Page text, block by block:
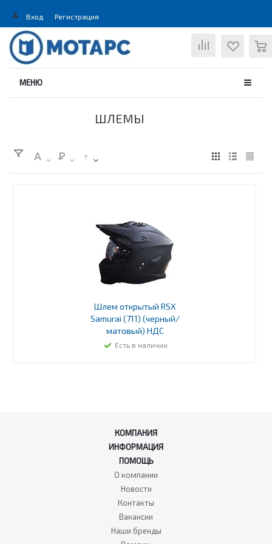
Вход Регистрация
МЕНЮ
ШЛЕМЫ
Шлем открытый RSX
Samurai (711) (черный/
матовый) НДС
Есть в наличии
КОМПАНИЯ
ИНФОРМАЦИЯ
ПОМОЩЬ
О компании
Новости
Контакты
Вакансии
Наши бренды